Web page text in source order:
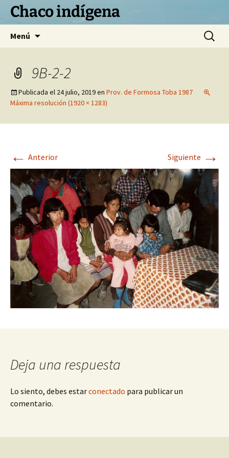
Chaco indígena
Menú Buscar:
9B-2-2
Publicada el 24 julio, 2019en Prov. de Formosa Toba 1987
Máxima resolución (1920 × 1283)
← Anterior Siguiente →
Deja una respuesta
Lo siento, debes estarconectado para publicar un
comentario.